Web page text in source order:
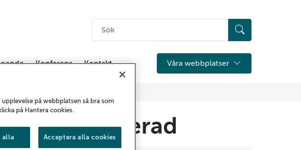
Konferens Kontakt Våra webbplatser
certifierad
på webbplatsen så bra som
på Hantera cookies.
alla Acceptera alla cookies